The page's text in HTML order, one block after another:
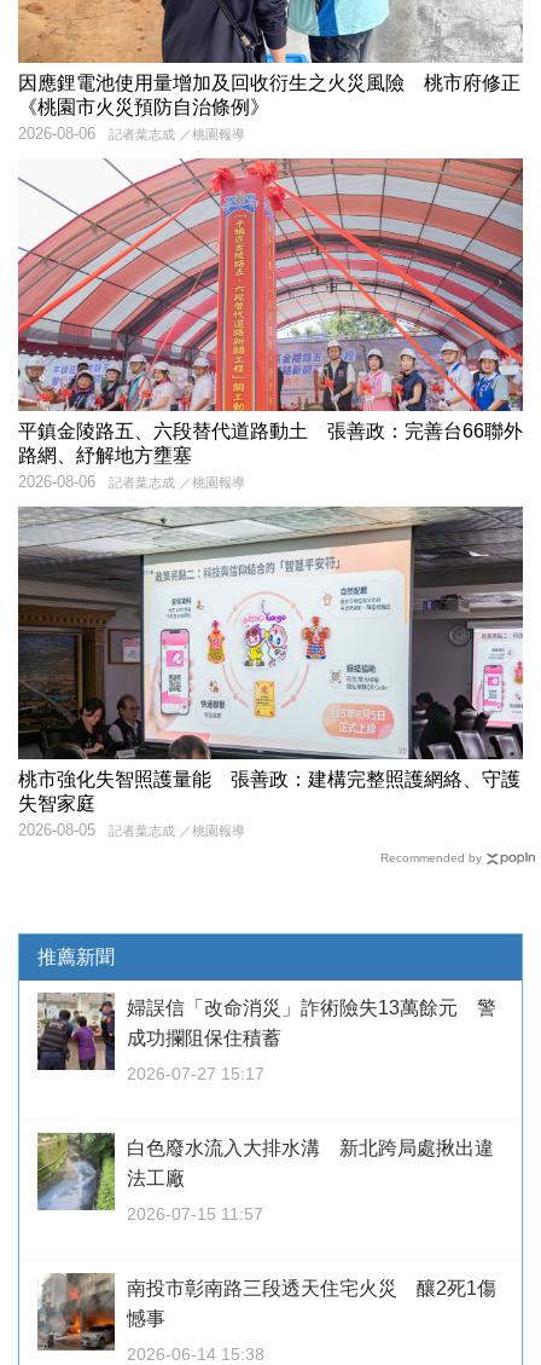
因應鋰電池使用量增加及回收衍生之火災風險 桃市府修正
《桃園市火災預防自治條例》
記者葉志成 ／桃園報導
2026-08-06
平鎮金陵路五、六段替代道路動土 張善政：完善台66聯外
路網、紓解地方壅塞
記者葉志成 ／桃園報導
2026-08-06
桃市強化失智照護量能 張善政：建構完整照護網絡、守護
失智家庭
記者葉志成 ／桃園報導
2026-08-05
Recommended by
推薦新聞
婦誤信「改命消災」詐術險失13萬餘元 警
成功攔阻保住積蓄
2026-07-27 15:17
白色廢水流入大排水溝 新北跨局處揪出違
法工廠
2026-07-15 11:57
南投市彰南路三段透天住宅火災 釀2死1傷
憾事
2026-06-14 15:38